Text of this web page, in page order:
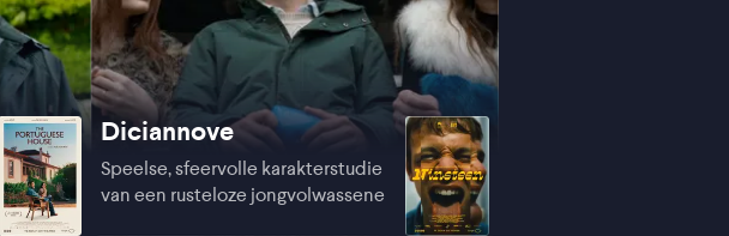
Diciannove
Speelse, sfeervolle karakterstudie
van een rusteloze jongvolwassene